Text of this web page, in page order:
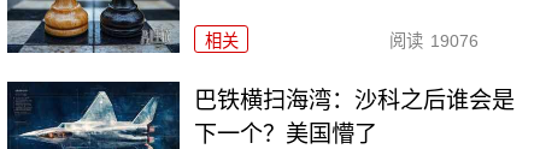
相关 阅读 19076
巴铁横扫海湾：沙科之后谁会是
下一个？美国懵了